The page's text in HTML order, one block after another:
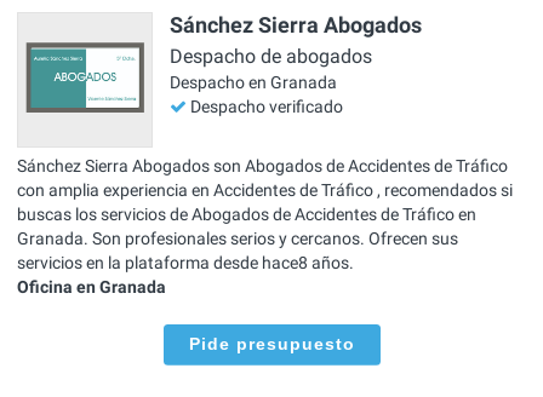
Sánchez Sierra Abogados
Despacho de abogados
Despacho en Granada
Despacho verificado
Sánchez Sierra Abogados son Abogados de Accidentes de Tráfico
con amplia experiencia en Accidentes de Tráfico , recomendados si
buscas los servicios de Abogados de Accidentes de Tráfico en
Granada. Son profesionales serios y cercanos. Ofrecen sus
servicios en la plataforma desde hace8 años.
Oficina en Granada
Pide presupuesto